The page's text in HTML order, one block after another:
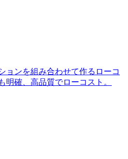
ョンを組み合わせて作るローコ
明確、高品質でローコスト。